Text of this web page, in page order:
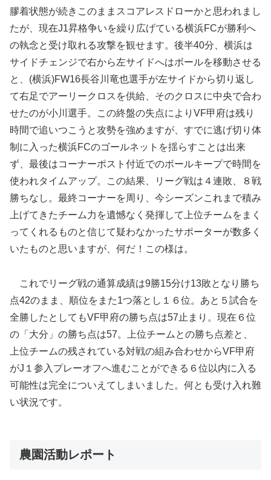
膠着状態が続きこのままスコアレスドローかと思われまし
たが、現在J1昇格争いを繰り広げている横浜FCが勝利へ
の執念と受け取れる攻撃を観せます。後半40分、横浜は
サイドチェンジで右から左サイドへはボールを移動させる
と、(横浜)FW16長谷川竜也選手が左サイドから切り返し
て右足でアーリークロスを供給、そのクロスに中央で合わ
せたのが小川選手。この終盤の失点によりVF甲府は残り
時間で追いつこうと攻勢を強めますが、すでに逃げ切り体
制に入った横浜FCのゴールネットを揺らすことは出来
ず、最後はコーナーポスト付近でのボールキープで時間を
使われタイムアップ。この結果、リーグ戦は４連敗、８戦
勝ちなし。最終コーナーを周り、今シーズンこれまで積み
上げてきたチーム力を遺憾なく発揮して上位チームをまく
ってくれるものと信じて疑わなかったサポーターが数多く
いたものと思いますが、何だ！この様は。
これでリーグ戦の通算成績は9勝15分け13敗となり勝ち
点42のまま、順位をまた1つ落とし１６位。あと５試合を
全勝したとしてもVF甲府の勝ち点は57止まり。現在６位
の「大分」の勝ち点は57。上位チームとの勝ち点差と、
上位チームの残されている対戦の組み合わせからVF甲府
がJ１参入プレーオフへ進むことができる６位以内に入る
可能性は完全についえてしまいました。何とも受け入れ難
い状況です。
農園活動レポート